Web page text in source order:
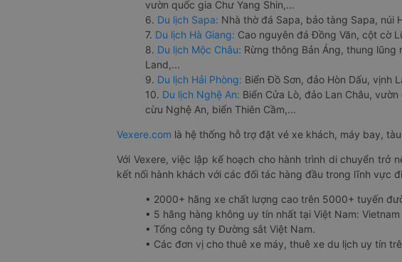
vườn quốc gia Chư Yang Shin,...
6. Du lịch Sapa: Nhà thờ đá Sapa, bảo tàng Sapa, núi
7. Du lịch Hà Giang: Cao nguyên đá Đồng Văn, cột cờ
8. Du lịch Mộc Châu: Rừng thông Bản Áng, thung lũng
Land,...
9. Du lịch Hải Phòng: Biển Đồ Sơn, đảo Hòn Dấu, vịnh
10. Du lịch Nghệ An: Biển Cửa Lò, đảo Lan Châu,
cừu Nghệ An, biển Thiên Cầm,...
Vexere.com là hệ thống hỗ trợ đặt vé xe khách, máy bay,
Với Vexere, việc lập kế hoạch cho hành trình di chuyển trở
kết nối hành khách với các đối tác hàng đầu trong lĩnh vực
• 2000+ hãng xe chất lượng cao trên 5000+ tuyến
• 5 hãng hàng không uy tín nhất tại Việt Nam:
• Tổng công ty Đường sắt Việt Nam.
• Các đơn vị cho thuê xe máy, thuê xe du lịch uy tín